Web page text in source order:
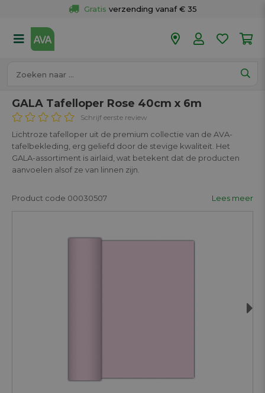
Gratis verzending vanaf € 35
50 winkels
GALA Tafelloper Rose 40cm x 6m
Schrijf eerste review
Lichtroze tafelloper uit de premium collectie van de AVA-
tafelbekleding, erg geliefd door de stevige kwaliteit. Het
GALA-assortiment is airlaid, wat betekent dat de producten
aanvoelen alsof ze van linnen zijn.
Product code 00030507 Lees meer